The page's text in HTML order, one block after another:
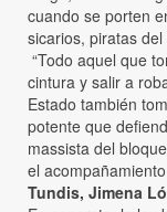
cuando se porten
sicarios, piratas
“Todo aquel que
cintura y salir a
Estado también
potente que
massista del
el
Tundis, Jimena